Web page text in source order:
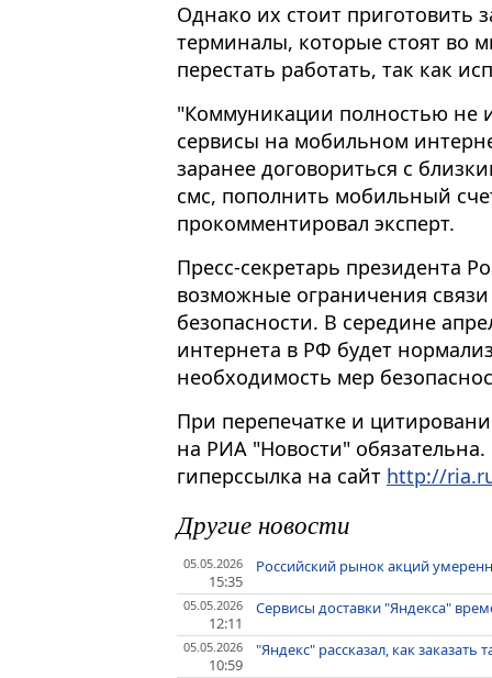
Однако их стоит приготовить
терминалы, которые стоят во
перестать работать, так как
"Коммуникации полностью не
сервисы на мобильном
заранее договориться с
смс, пополнить мобильный
прокомментировал эксперт.
Пресс-секретарь президента
возможные ограничения
безопасности. В середине
интернета в РФ будет
необходимость мер
При перепечатке и
на РИА "Новости"
гиперссылка на сайт http://
Другие новости
05.05.2026
15:35
Российский рынок акций
05.05.2026
12:11
Сервисы доставки "Яндекса"
05.05.2026
10:59
"Яндекс" рассказал, как